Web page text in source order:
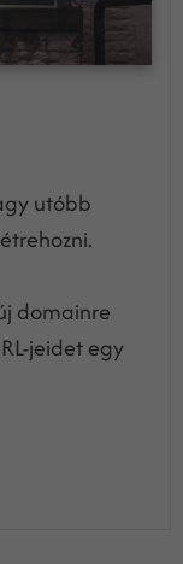
utóbb
domainre
jeidet egy